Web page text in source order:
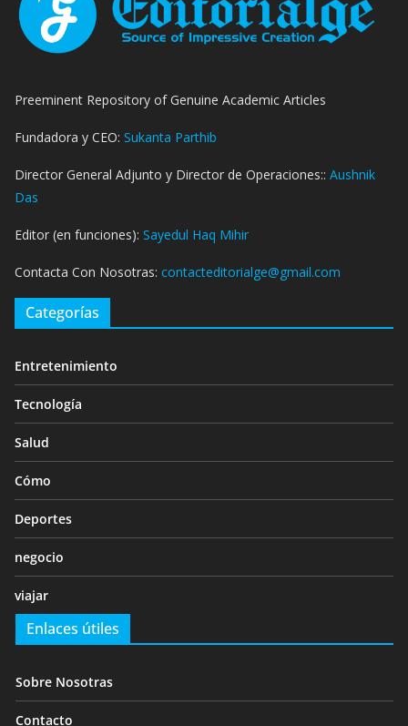
Preeminent Repository of Genuine Academic Articles
Fundadora y CEO: Sukanta Parthib
Director General Adjunto y Director de Operaciones:: Aushnik
Das
Editor (en funciones): Sayedul Haq Mihir
Contacta Con Nosotras: contacteditorialge@gmail.com
Categorías
Entretenimiento
Tecnología
Salud
Cómo
Deportes
negocio
viajar
Enlaces útiles
Sobre Nosotras
Contacto